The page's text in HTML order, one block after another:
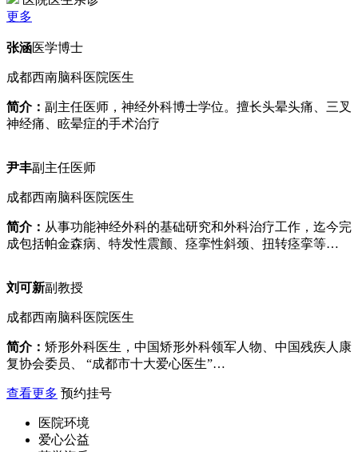
更多
张涵医学博士
成都西南脑科医院医生
简介： 副主任医师，神经外科博士学位。擅长头晕头痛、三叉
神经痛、眩晕症的手术治疗
尹丰副主任医师
成都西南脑科医院医生
简介： 从事功能神经外科的基础研究和外科治疗工作，迄今完
成包括帕金森病、特发性震颤、痉挛性斜颈、扭转痉挛等…
刘可新副教授
成都西南脑科医院医生
简介： 矫形外科医生，中国矫形外科领军人物、中国残疾人康
复协会委员、 “成都市十大爱心医生”…
查看更多 预约挂号
医院环境
爱心公益